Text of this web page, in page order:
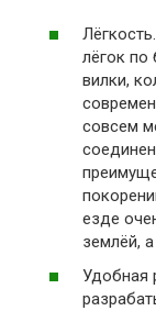
лёгок по
вилки,
совсем
езде
землёй,
Удобная